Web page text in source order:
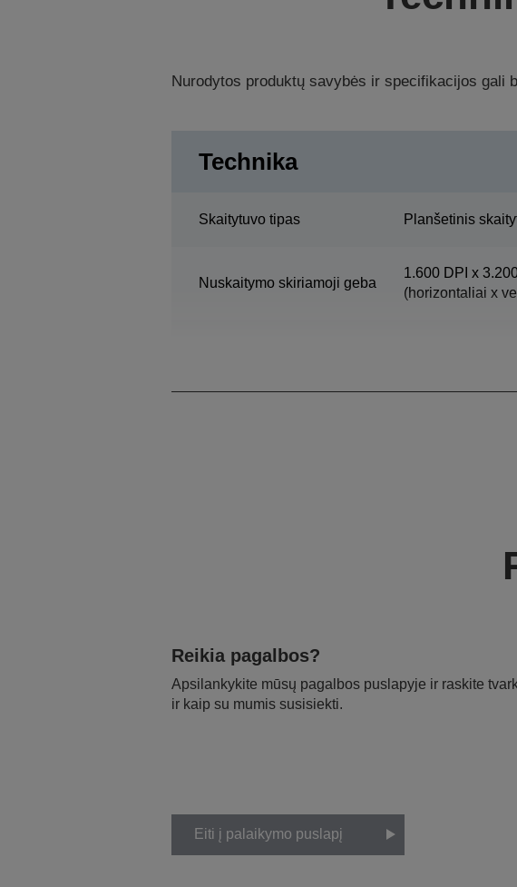
Nurodytos produktų savybės ir specifikacijos gali
Technika
Skaitytuvo tipas Planšetinis
Nuskaitymo skiriamoji geba
1.600 DPI x
(horizontaliai x
Reikia pagalbos?
Apsilankykite mūsų pagalbos puslapyje ir raskite
ir kaip su mumis susisiekti.
Eiti į palaikymo puslapį